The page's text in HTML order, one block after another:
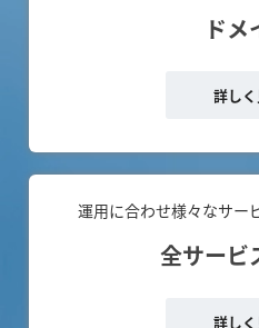
ドメ
詳し
運用に合わせ様々なサー
全サービ
詳し